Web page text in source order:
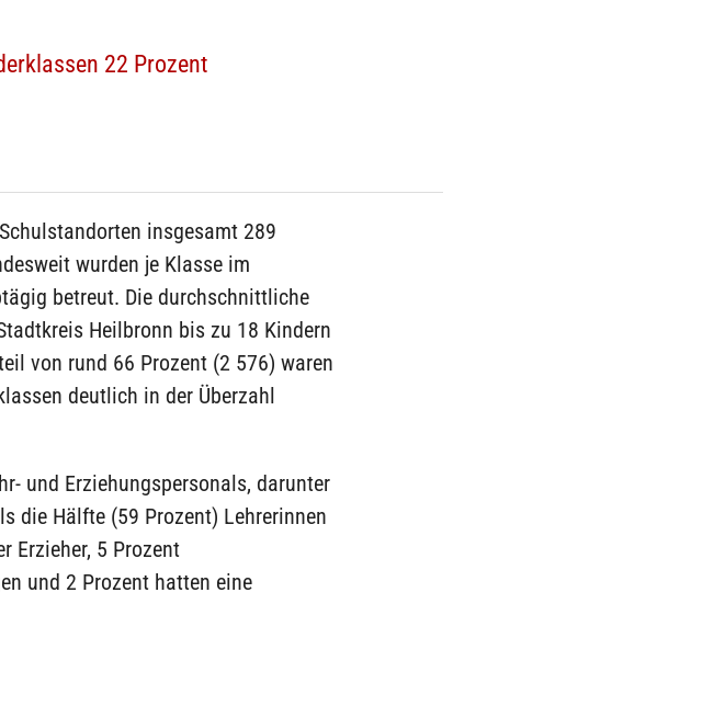
22 Prozent
insgesamt 289
wurden je Klasse im
betreut. Die durchschnittliche
Heilbronn bis zu 18 Kindern
von rund 66 Prozent (2 576) waren
deutlich in der Überzahl
und Erziehungspersonals, darunter
die Hälfte (59 Prozent) Lehrerinnen
Erzieher, 5 Prozent
und 2 Prozent hatten eine